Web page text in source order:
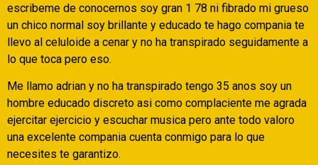
escribeme de conocernos soy gran 1 78 ni fibrado mi grueso
un chico normal soy brillante y educado te hago compania te
llevo al celuloide a cenar y no ha transpirado seguidamente a
lo que toca pero eso.
Me llamo adrian y no ha transpirado tengo 35 anos soy un
hombre educado discreto asi­ como complaciente me agrada
ejercitar ejercicio y escuchar musica pero ante todo valoro
una excelente compania cuenta conmigo para lo que
necesites te garantizo.